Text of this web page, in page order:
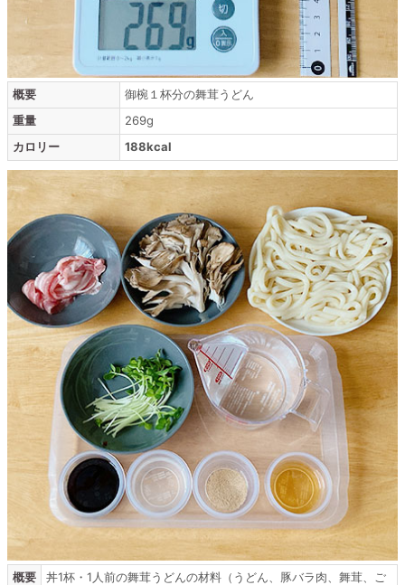
概要
御椀１杯分の舞茸うどん
重量
269g
カロリー
188kcal
概要
丼1杯・1人前の舞茸うどんの材料（うどん、豚バラ肉、舞茸、ご